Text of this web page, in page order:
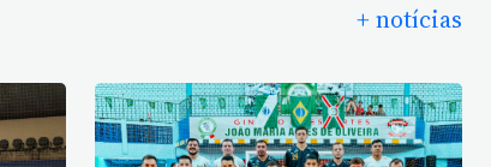
+ notícias